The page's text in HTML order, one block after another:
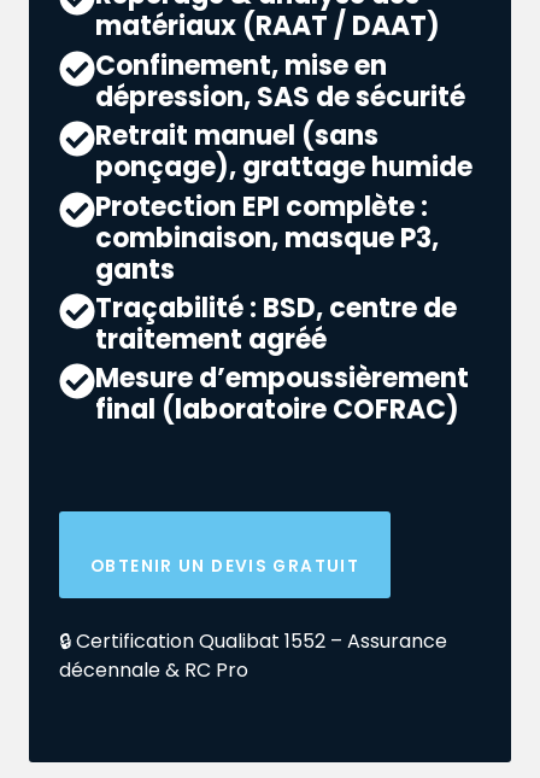
matériaux (RAAT / DAAT)
Confinement, mise en
dépression, SAS de sécurité
Retrait manuel (sans
ponçage), grattage humide
Protection EPI complète :
combinaison, masque P3,
gants
Traçabilité : BSD, centre de
traitement agréé
Mesure d’empoussièrement
final (laboratoire COFRAC)
OBTENIR UN DEVIS GRATUIT
🔒 Certification Qualibat 1552 – Assurance
décennale & RC Pro